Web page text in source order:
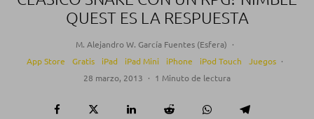
QUEST ES LA RESPUESTA
M. Alejandro W. García Fuentes (Esfera) ·
App Store
Gratis iPad iPad Mini iPhone iPod Touch Juegos ·
28 marzo, 2013 · 1 Minuto de lectura